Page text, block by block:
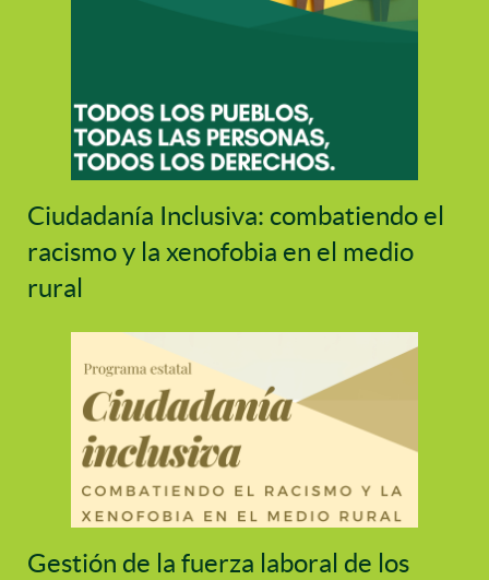
Ciudadanía Inclusiva: combatiendo el
racismo y la xenofobia en el medio
rural
Gestión de la fuerza laboral de los